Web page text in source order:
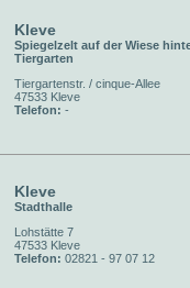
Kleve
Spiegelzelt auf der Wiese
Tiergarten
Tiergartenstr. / cinque-Allee
47533 Kleve
Telefon: -
Kleve
Stadthalle
Lohstätte 7
47533 Kleve
Telefon: 02821 - 97 07 12